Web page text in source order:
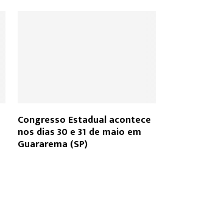
Congresso Estadual acontece
nos dias 30 e 31 de maio em
Guararema (SP)